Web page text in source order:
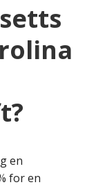
en
for en